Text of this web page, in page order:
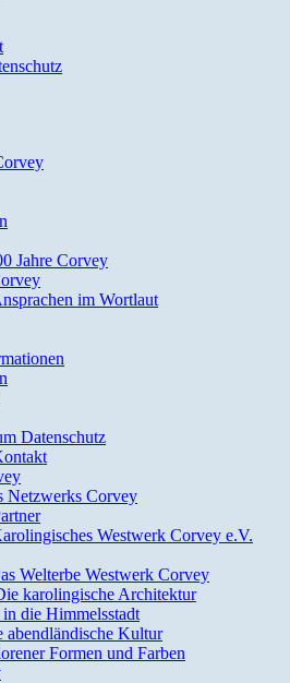
Jahre Corvey
im Wortlaut
Datenschutz
Netzwerks Corvey
Westwerk Corvey e.V.
Welterbe Westwerk Corvey
karolingische Architektur
die Himmelsstadt
abendländische Kultur
Formen und Farben